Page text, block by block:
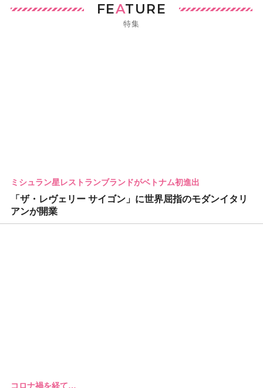
FEATURE
特集
ミシュラン星レストランブランドがベトナム初進出
「ザ・レヴェリー サイゴン」に世界屈指のモダンイタリ
アンが開業
コロナ禍を経て…